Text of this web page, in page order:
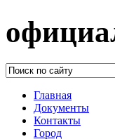
Главная
Документы
Контакты
Город